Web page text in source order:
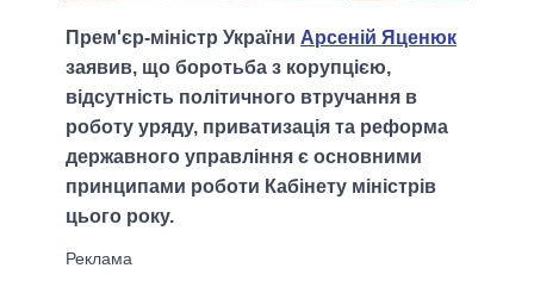
Прем'єр-міністр України Арсеній Яценюк
заявив, що боротьба з корупцією,
відсутність політичного втручання в
роботу уряду, приватизація та реформа
державного управління є основними
принципами роботи Кабінету міністрів
цього року.